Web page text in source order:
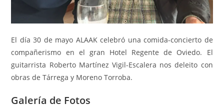
El día 30 de mayo ALAAK celebró una comida-concierto de
compañerismo en el gran Hotel Regente de Oviedo. El
guitarrista Roberto Martínez Vigil-Escalera nos deleito con
obras de Tárrega y Moreno Torroba.
Galería de Fotos